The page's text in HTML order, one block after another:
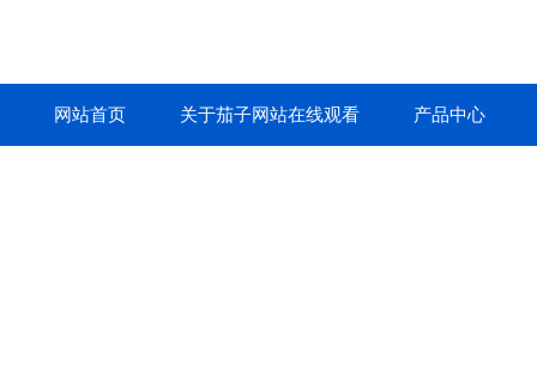
网站首页 关于茄子网站在线观看 产品中心